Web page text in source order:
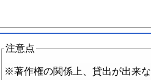
注意点
※著作権の関係上、貸出が出来